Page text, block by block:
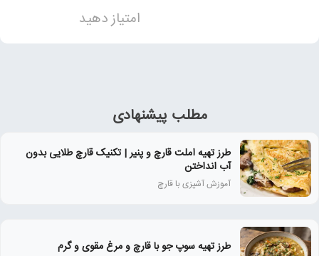
امتیاز دهید
مطلب پیشنهادی
طرز تهیه املت قارچ و پنیر | تکنیک قارچ طلایی بدون
آب انداختن
آموزش آشپزی با قارچ
طرز تهیه سوپ جو با قارچ و مرغ مقوی و گرم